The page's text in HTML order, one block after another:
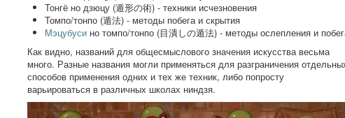
Тонгё но дзюцу (遁形の術) - техники исчезновения
Томпо/тонпо (遁法) - методы побега и скрытия
Мэцубуси но томпо/тонпо (目潰しの遁法) - методы ослепления и
Как видно, названий для общесмыслового значения искусства весьма
много. Разные названия могли применяться для разграничения
способов применения одних и тех же техник, либо попросту
варьироваться в различных школах ниндзя.